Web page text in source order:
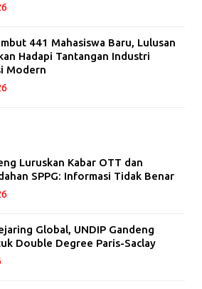
441 Mahasiswa Baru, Lulusan
Hadapi Tantangan Industri
Modern
Luruskan Kabar OTT dan
SPPG: Informasi Tidak Benar
Global, UNDIP Gandeng
Double Degree Paris-Saclay